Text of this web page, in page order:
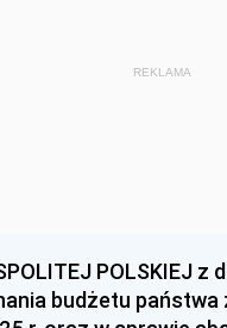
REKLAMA
POLSKIEJ z
budżetu państwa